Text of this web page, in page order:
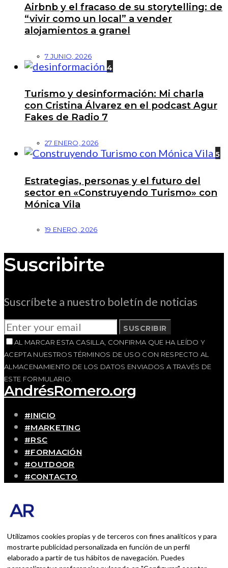
Airbnb y el fracaso de su storytelling: de
“vivir como un local” a vender
alojamientos a granel
7 JUNIO, 2026
4
Turismo y desinformación: Mi charla
con Cristina Álvarez en el podcast Agur
Fakes de Radio 7
27 ENERO, 2026
5
Estrategias, personas y el futuro del
sector en «Construyendo Turismo» con
Mónica Vila
19 ENERO, 2026
Suscribirte
Suscríbete a nuestro boletín de noticias
SUSCRIBIR
AL MARCAR ESTA CASILLA, CONFIRMA QUE HA LEÍDO Y
ACEPTA NUESTROS TÉRMINOS DE USO CON RESPECTO AL
ALMACENAMIENTO DE LOS DATOS ENVIADOS A TRAVÉS DE
ESTE FORMULARIO.
AndrésRomero.org
#INICIO
#MARKETING
#RSC
#FORMACIÓN
#OUTDOOR
#CONTACTO
Blog personal y profesional de Andrés Romero.
persona que disfruta con lo que hace cada día
BUSCAR POR:
Utilizamos cookies propias y de terceros con fines analíticos y para
mostrarte publicidad personalizada en función de un perfil
elaborado a partir de tus hábitos de navegación. Puedes